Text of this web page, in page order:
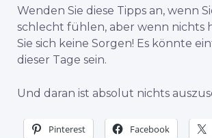
Wenden Sie diese Tipps an, wenn
schlecht fühlen, aber wenn nichts
Sie sich keine Sorgen! Es könnte
dieser Tage sein.
Und daran ist absolut nichts
Pinterest Facebook